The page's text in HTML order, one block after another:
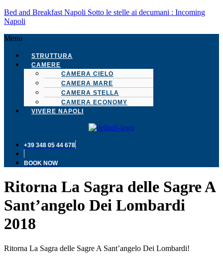
Bed and Breakfast Napoli Sotto le stelle ai decumani : Incoming
Napoli
Menu
STRUTTURA
CAMERE
CAMERA CIELO
CAMERA MARE
CAMERA STELLA
CAMERA ECONOMY
VIVERE NAPOLI
+39 348 05 44 678
BOOK NOW
Ritorna La Sagra delle Sagre A
Sant’angelo Dei Lombardi
2018
Ritorna La Sagra delle Sagre A Sant’angelo Dei Lombardi!